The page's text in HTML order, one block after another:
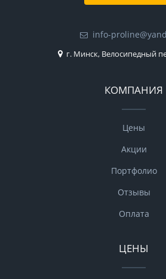
info-
г. Минск, Велосипедный
КОМПАНИЯ
Цены
Акции
Портфолио
Отзывы
Оплата
ЦЕНЫ